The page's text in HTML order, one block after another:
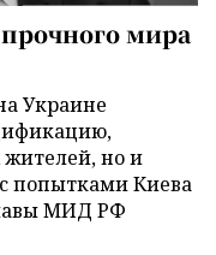
мира
Украине
жителей, но и
попытками Киева
МИД РФ